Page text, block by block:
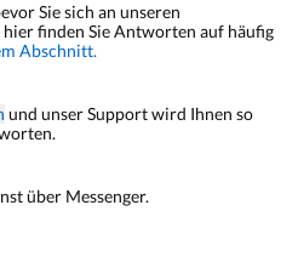
Sie sich an unseren
finden Sie Antworten auf häufig
Abschnitt.
und unser Support wird Ihnen so
über Messenger.